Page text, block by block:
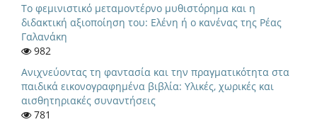
Το φεμινιστικό μεταμοντέρνο μυθιστόρημα και η
διδακτική αξιοποίηση του: Ελένη ή ο κανένας της Ρέας
Γαλανάκη
982
Ανιχνεύοντας τη φαντασία και την πραγματικότητα στα
παιδικά εικονογραφημένα βιβλία: Υλικές, χωρικές και
αισθητηριακές συναντήσεις
781